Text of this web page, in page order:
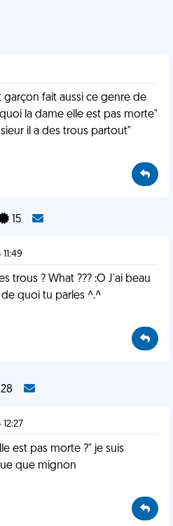
fait aussi ce genre de
la dame elle est pas morte"
il a des trous partout"
15
trous ? What ??? :O J'ai beau
quoi tu parles ^.^
est pas morte ?" je suis
que mignon